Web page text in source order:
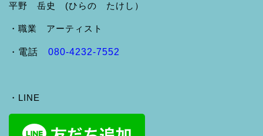
平野 岳史 (ひらの たけし）
・職業 アーティスト
・ 電話 080-4232-7552
・LINE